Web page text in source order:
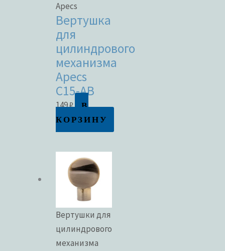
Apecs
Вертушка
для
цилиндрового
механизма
Apecs
C15-AB
149₽
В
КОРЗИНУ
Вертушки для
цилиндрового
механизма